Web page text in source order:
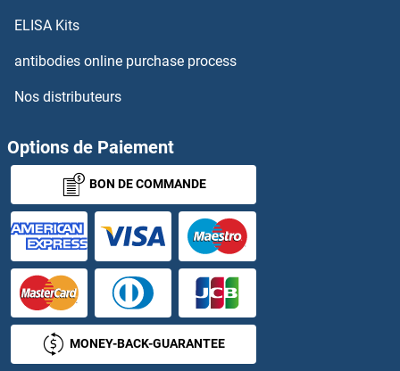
GADD45G Kits ELISA
GAK Kits ELISA
GAL Kits ELISA
GAL4 Kits ELISA
Galactosylceramidase Kits ELISA
Galanin Kits ELISA
Galanin Receptor 1 Kits ELISA
GALE Kits ELISA
ELISA Kits
antibodies online purchase process
Nos distributeurs
Options de Paiement
BON DE COMMANDE
MONEY-BACK-GUARANTEE